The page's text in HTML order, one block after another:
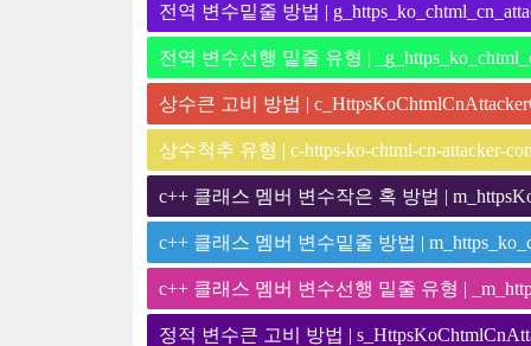
전역 변수밑줄 방법 |
전역 변수선행 밑줄 유형 |
상수큰 고비 방법 |
상수척추 유형 | c-https-ko-chtml-cn-attacker-
c++ 클래스 멤버 변수작은 혹 방법 |
c++ 클래스 멤버 변수밑줄 방법 |
c++ 클래스 멤버 변수선행 밑줄 유형 |
정적 변수큰 고비 방법 |